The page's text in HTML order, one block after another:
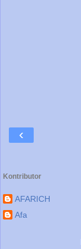
‹
Kontributor
AFARICH
Afa